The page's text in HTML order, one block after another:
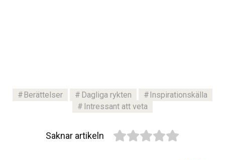
Berättelser Dagliga rykten
Inspirationskälla
Intressant att veta
Saknar artikeln